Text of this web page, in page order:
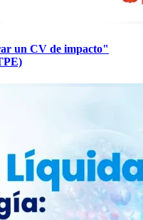
un CV de impacto"